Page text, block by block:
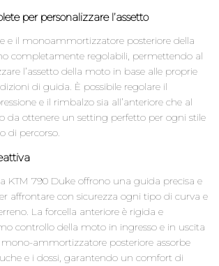
per personalizzare l’assetto
e il monoammortizzatore posteriore della
completamente regolabili, permettendo al
l’assetto della moto in base alle proprie
di guida. È possibile regolare il
e il rimbalzo sia all’anteriore che al
da ottenere un setting perfetto per ogni stile
di percorso.
KTM 790 Duke offrono una guida precisa e
affrontare con sicurezza ogni tipo di curva e
La forcella anteriore è rigida e
controllo della moto in ingresso e in uscita
ammortizzatore posteriore assorbe
e i dossi, garantendo un comfort di